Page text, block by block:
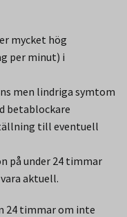
mycket hög
per minut) i
men lindriga symtom
betablockare
till eventuell
på under 24 timmar
aktuell.
24 timmar om inte